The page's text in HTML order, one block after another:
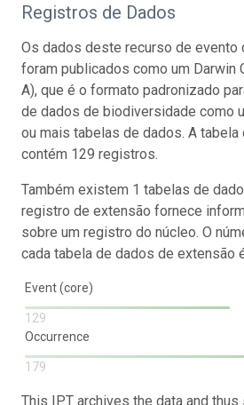
Registros de Dados
Os dados deste recurso de evento
foram publicados como um Darwin
A), que é o formato padronizado
de dados de biodiversidade como
ou mais tabelas de dados. A
contém 129 registros.
Também existem 1 tabelas de
registro de extensão fornece
sobre um registro do núcleo. O
cada tabela de dados de extensão
Event (core)
129
Occurrence
179
This IPT archives the data and